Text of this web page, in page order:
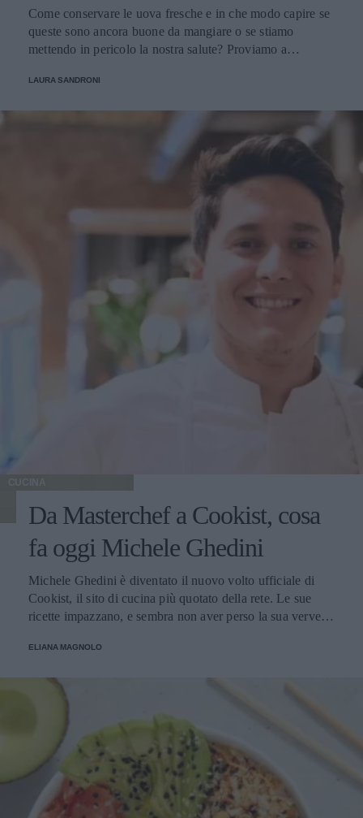
Come conservare le uova fresche e in che modo capire se
queste sono ancora buone da mangiare o se stiamo
mettendo in pericolo la nostra salute? Proviamo a
LAURA SANDRONI
CUCINA
Da Masterchef a Cookist, cosa
fa oggi Michele Ghedini
Michele Ghedini è diventato il nuovo volto ufficiale di
Cookist, il sito di cucina più quotato della rete. Le sue
ricette impazzano, e sembra non aver perso la sua verve
veramente stupendo.
ELIANA MAGNOLO